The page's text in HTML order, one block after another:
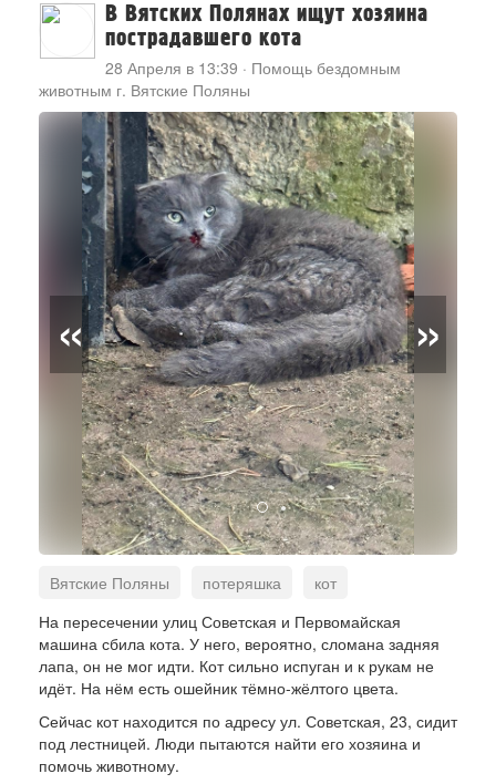
В Вятских Полянах ищут хозяина
пострадавшего кота
28 Апреля в 13:39 · Помощь бездомным
животным г. Вятские Поляны
« »
Вятские Поляны потеряшка
кот
помощь животным
На пересечении улиц Советская и Первомайская
машина сбила кота. У него, вероятно, сломана задняя
лапа, он не мог идти. Кот сильно испуган и к рукам не
идёт. На нём есть ошейник тёмно-жёлтого цвета.
Сейчас кот находится по адресу ул. Советская, 23, сидит
под лестницей. Люди пытаются найти его хозяина и
помочь животному.